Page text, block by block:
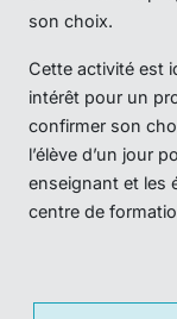
son choix.
Cette activité est
intérêt pour un
confirmer son
l’élève d’un jour
enseignant et les
centre de